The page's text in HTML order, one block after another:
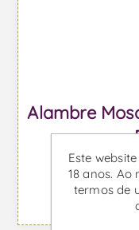
Alambre
Este
18 anos.
termos de